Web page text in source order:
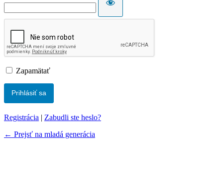
Zapamätať
Registrácia | Zabudli ste heslo?
← Prejsť na mladá generácia